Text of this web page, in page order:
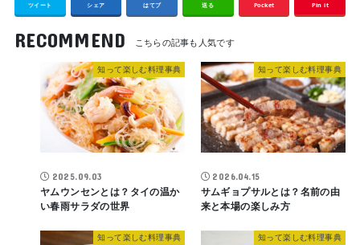
ツイート シェア はてブ 送る Pocket Pin it
RECOMMEND
知って楽しむ料理事典
2025.09.03
ヤムウンセンとは？タイの温か
い春雨サラダの世界
知って楽しむ料理事典
2026.04.15
サムギョプサルとは？名前の由
来と本場の楽しみ方
知って楽しむ料理事典 知って楽しむ料理事典